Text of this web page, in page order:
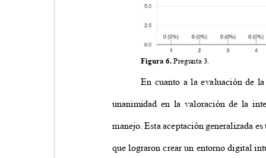
Figura 6.Pregunta 3.
En cuanto a la evaluación de
unanimidad en la valoración de la
manejo. Esta aceptación generalizada
que lograron crear un entorno digital